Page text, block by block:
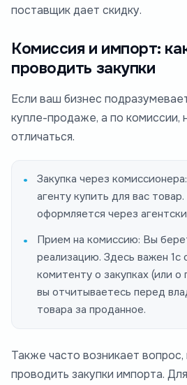
поставщик дает скидку.
Комиссия и импорт:
проводить закупки
Если ваш бизнес
купле-продаже, а по комиссии,
отличаться.
Закупка через
агенту купить для вас
оформляется через
Прием на комиссию: Вы
реализацию. Здесь важен 1с
комитенту о закупках (или о
вы отчитываетесь перед
товара за проданное.
Также часто возникает вопрос,
проводить закупки импорта.